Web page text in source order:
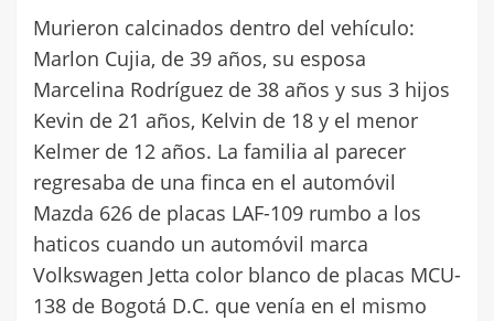
Murieron calcinados dentro del vehículo:
Marlon Cujia, de 39 años, su esposa
Marcelina Rodríguez de 38 años y sus 3 hijos
Kevin de 21 años, Kelvin de 18 y el menor
Kelmer de 12 años. La familia al parecer
regresaba de una finca en el automóvil
Mazda 626 de placas LAF-109 rumbo a los
haticos cuando un automóvil marca
Volkswagen Jetta color blanco de placas MCU-
138 de Bogotá D.C. que venía en el mismo